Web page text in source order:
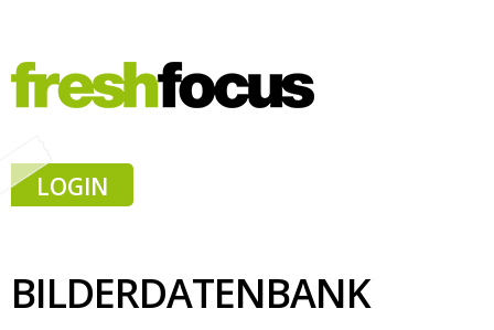
LOGIN
BILDERDATENBANK